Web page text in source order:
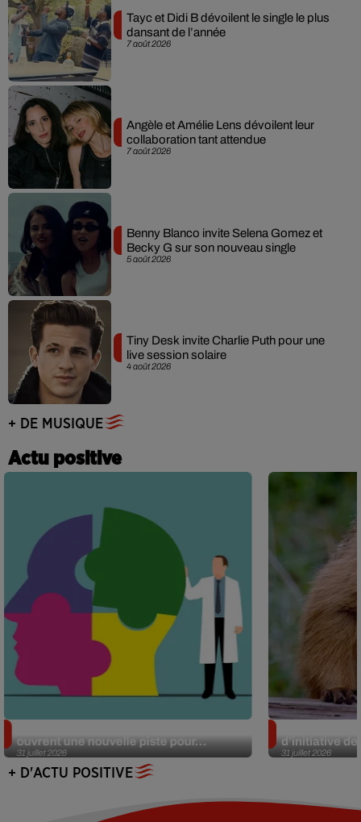
7 août 2026
Tayc et Didi B dévoilent le single le plus
dansant de l’année
7 août 2026
Angèle et Amélie Lens dévoilent leur
collaboration tant attendue
5 août 2026
Benny Blanco invite Selena Gomez et
Becky G sur son nouveau single
4 août 2026
Tiny Desk invite Charlie Puth pour une
live session solaire
+ DE MUSIQUE
Actu positive
31 juillet 2026
ouvrent une nouvelle piste pour...
31 juillet 2026
d’initiative
+ D'ACTU POSITIVE